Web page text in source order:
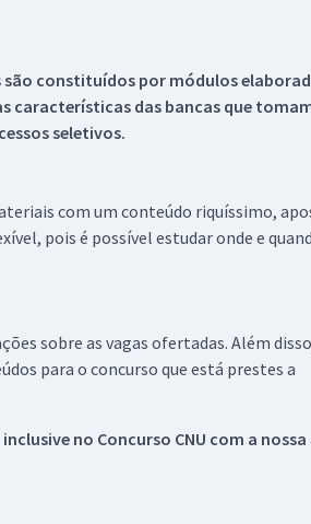
são constituídos por módulos
características das bancas que
seletivos.
com um conteúdo riquíssimo,
pois é possível estudar onde e
sobre as vagas ofertadas. Além
para o concurso que está prestes a
no Concurso CNU com a nossa